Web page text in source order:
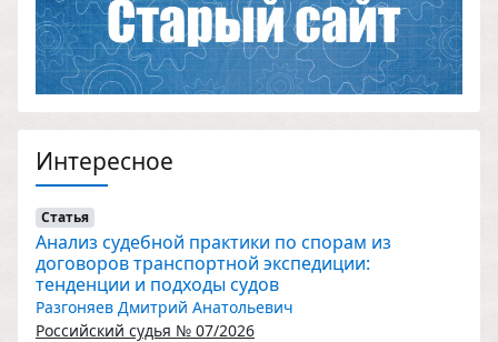
Интересное
Статья
Анализ судебной практики по спорам из
договоров транспортной экспедиции:
тенденции и подходы судов
Разгоняев Дмитрий Анатольевич
Российский судья № 07/2026